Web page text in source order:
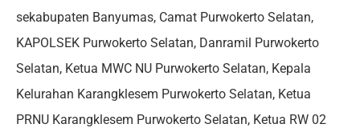
sekabupaten Banyumas, Camat Purwokerto Selatan,
KAPOLSEK Purwokerto Selatan, Danramil Purwokerto
Selatan, Ketua MWC NU Purwokerto Selatan, Kepala
Kelurahan Karangklesem Purwokerto Selatan, Ketua
PRNU Karangklesem Purwokerto Selatan, Ketua RW 02